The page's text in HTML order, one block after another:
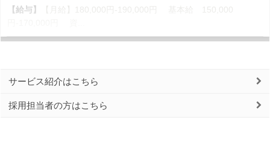
【給与】
【月給】180,000円-190,000円 基本給 150,000
サービス紹介はこちら
採用担当者の方はこちら